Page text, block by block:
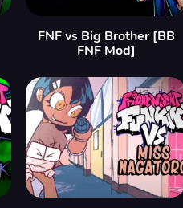
FNF vs Big Brother [BB
FNF Mod]